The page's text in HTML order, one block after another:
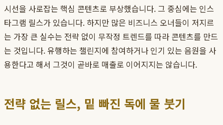
시선을 사로잡는 핵심 콘텐츠로 부상했습니다. 그 중심에는 인스
타그램 릴스가 있습니다. 하지만 많은 비즈니스 오너들이 저지르
는 가장 큰 실수는 전략 없이 무작정 트렌드를 따라 콘텐츠를 만드
는 것입니다. 유행하는 챌린지에 참여하거나 인기 있는 음원을 사
용한다고 해서 그것이 곧바로 매출로 이어지지는 않습니다.
전략 없는 릴스, 밑 빠진 독에 물 붓기